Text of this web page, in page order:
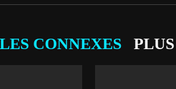
CONNEXES